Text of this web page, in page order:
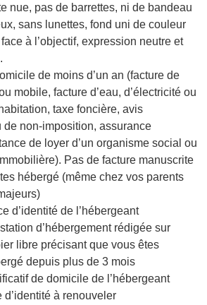
nue, pas de barrettes, ni de bandeau
sans lunettes, fond uni de couleur
à l’objectif, expression neutre et
de moins d’un an (facture de
mobile, facture d’eau, d’électricité ou
taxe foncière, avis
de non-imposition, assurance
de loyer d’un organisme social ou
Pas de facture manuscrite
hébergé (même chez vos parents
d’identité de l’hébergeant
d’hébergement rédigée sur
libre précisant que vous êtes
depuis plus de 3 mois
de domicile de l’hébergeant
à renouveler